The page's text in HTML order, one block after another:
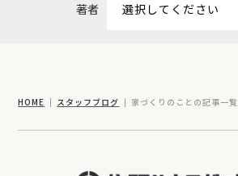
著者
HOME スタッフブログ 家づくりのことの記事一覧